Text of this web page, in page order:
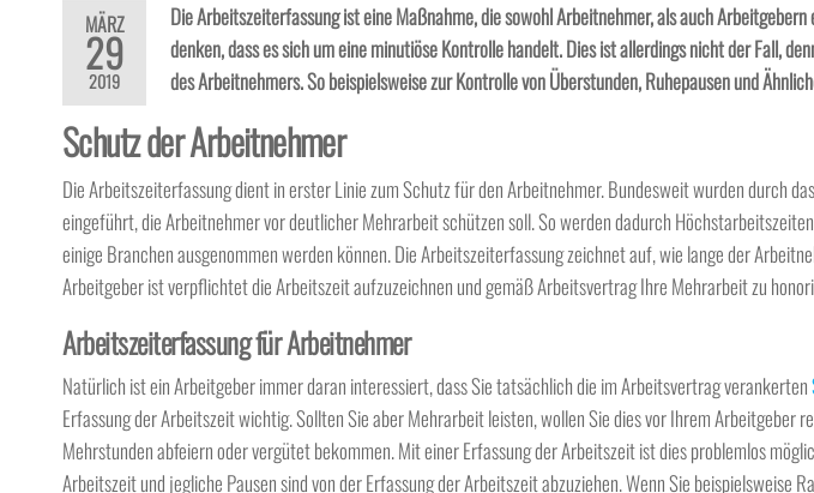
MÄRZ
29
2019
Die Arbeitszeiterfassung ist eine Maßnahme, die sowohl Arbeitnehmer, als auch
denken, dass es sich um eine minutiöse Kontrolle handelt. Dies ist allerdings nicht der Fall,
des Arbeitnehmers. So beispielsweise zur Kontrolle von Überstunden, Ruhepausen und
Schutz der Arbeitnehmer
Die Arbeitszeiterfassung dient in erster Linie zum Schutz für den Arbeitnehmer. Bundesweit wurden durch
eingeführt, die Arbeitnehmer vor deutlicher Mehrarbeit schützen soll. So werden dadurch
einige Branchen ausgenommen werden können. Die Arbeitszeiterfassung zeichnet auf, wie lange der
Arbeitgeber ist verpflichtet die Arbeitszeit aufzuzeichnen und gemäß Arbeitsvertrag Ihre Mehrarbeit zu
Arbeitszeiterfassung für Arbeitnehmer
Natürlich ist ein Arbeitgeber immer daran interessiert, dass Sie tatsächlich die im Arbeitsvertrag verankerten
Erfassung der Arbeitszeit wichtig. Sollten Sie aber Mehrarbeit leisten, wollen Sie dies vor Ihrem Arbeitgeber
Mehrstunden abfeiern oder vergütet bekommen. Mit einer Erfassung der Arbeitszeit ist dies problemlos
Arbeitszeit und jegliche Pausen sind von der Erfassung der Arbeitszeit abzuziehen. Wenn Sie beispielsweise